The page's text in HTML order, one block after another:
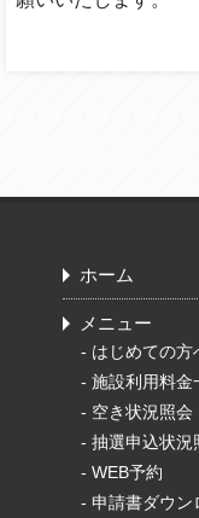
ホーム
メニュー
- はじめての方
- 施設利用料金
- 空き状況照会
- 抽選申込状況
- WEB予約
- 申請書ダウン